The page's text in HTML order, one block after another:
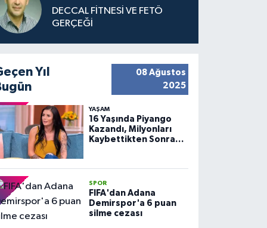
DECCAL FİTNESİ VE FETÖ
GERÇEĞİ
Yıl
08 Ağustos
2025
YAŞAM
16 Yaşında Piyango
Kazandı, Milyonları
Kaybettikten Sonra
SPOR
FIFA'dan Adana
Demirspor'a 6 puan
silme cezası